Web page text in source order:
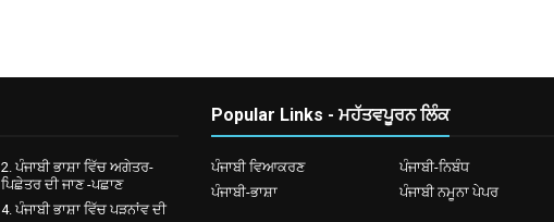
2. ਪੰਜਾਬੀ ਭਾਸ਼ਾ ਵਿੱਚ ਅਗੇਤਰ-
ਪਿਛੇਤਰ ਦੀ ਜਾਣ -ਪਛਾਣ
4. ਪੰਜਾਬੀ ਭਾਸ਼ਾ ਵਿੱਚ ਪੜਨਾਂਵ ਦੀ
Popular Links - ਮਹੱਤਵਪੂਰਨ ਲਿੰਕ
ਪੰਜਾਬੀ ਵਿਆਕਰਣ
ਪੰਜਾਬੀ-ਨਿਬੰਧ
ਪੰਜਾਬੀ-ਭਾਸ਼ਾ
ਪੰਜਾਬੀ ਨਮੂਨਾ ਪੇਪਰ